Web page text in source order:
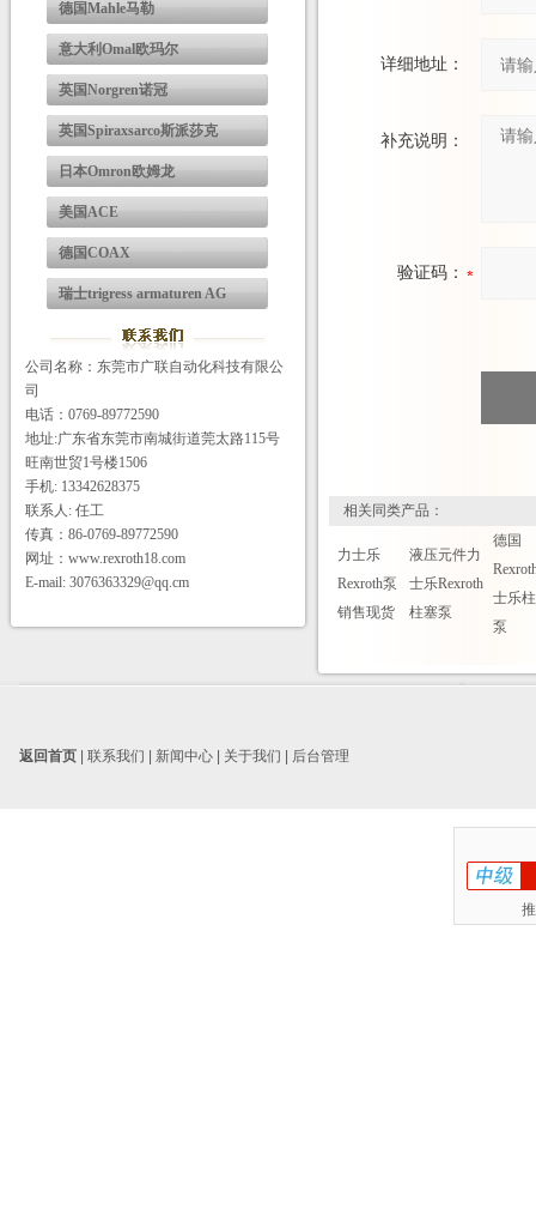
德国Mahle马勒
意大利Omal欧玛尔
英国Norgren诺冠
英国Spiraxsarco斯派莎克
日本Omron欧姆龙
美国ACE
德国COAX
瑞士trigress armaturen AG
公司名称：东莞市广联自动化科技有限公
司
电话：0769-89772590
地址:广东省东莞市南城街道莞太路115号
旺南世贸1号楼1506
手机: 13342628375
联系人: 任工
传真：86-0769-89772590
网址：www.rexroth18.com
E-mail: 3076363329@qq.cm
详细地址：
补充说明：
验证码：
相关同类产品：
力士乐
Rexroth泵
销售现货
液压元件力
士乐Rexroth
柱塞泵
德国
士乐
泵
返回首页 联系我们 新闻中心 关于我们 后台管理